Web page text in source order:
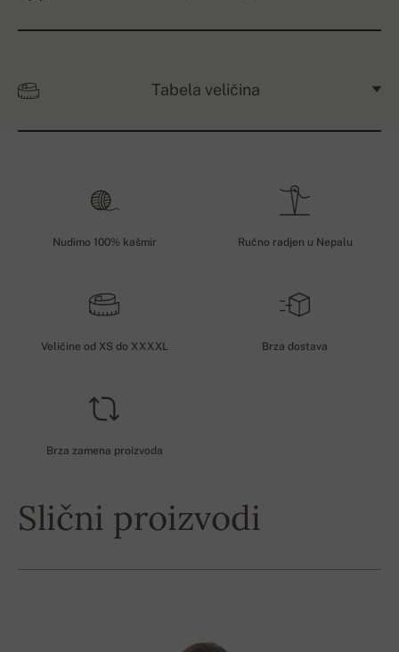
Tabela veličina
Nudimo 100% kašmir Ručno radjen u Nepalu
Veličine od XS do XXXXL Brza dostava
Brza zamena proizvoda
Slični proizvodi